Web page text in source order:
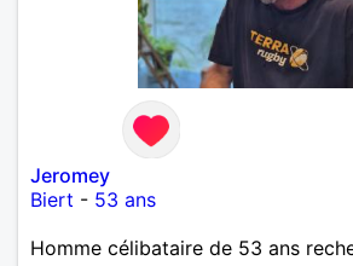
Jeromey
Biert - 53 ans
Homme célibataire de 53 ans